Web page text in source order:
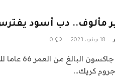
مألوف.. دب أسود
18 يونيو، 2023 0
كريك…